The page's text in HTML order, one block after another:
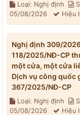
Loại: Nghị định
05/08/2026
Hiệu
Nghị định 309/
118/2025/NĐ-CP
một cửa, một cửa
Dịch vụ công quốc
367/2025/NĐ-CP
Loại: Nghị định
05/08/2026
Hiệu